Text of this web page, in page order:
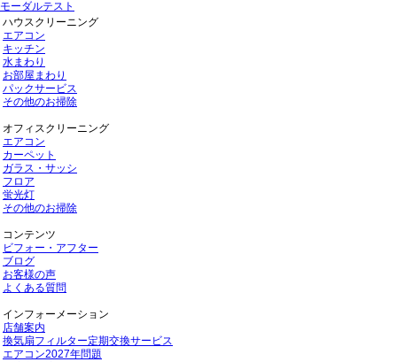
モーダルテスト
ハウスクリーニング
エアコン
キッチン
水まわり
お部屋まわり
パックサービス
その他のお掃除
オフィスクリーニング
エアコン
カーペット
ガラス・サッシ
フロア
蛍光灯
その他のお掃除
コンテンツ
ビフォー・アフター
ブログ
お客様の声
よくある質問
インフォーメーション
店舗案内
換気扇フィルター定期交換サービス
エアコン2027年問題